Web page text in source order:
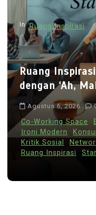
In Ruang Inspirasi
Ruang
dengan ‘Ah,
Agustus 6, 2026
Co-Working Space
Ironi Modern
Kritik Sosial
Ruang Inspirasi